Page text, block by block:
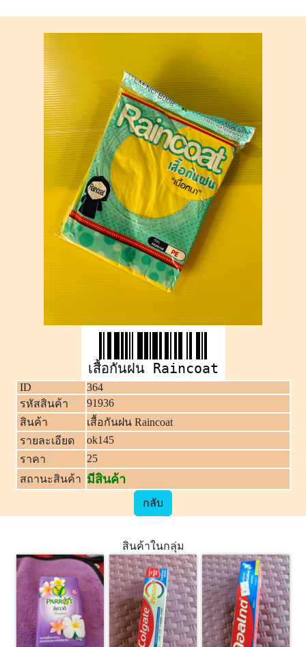
เสื้อกันฝน Raincoat
ID
364
รหัสสินค้า
91936
สินค้า
เสื้อกันฝน Raincoat
รายละเอียด
ok145
ราคา
25
สถานะสินค้า มีสินค้า
กลับ
สินค้าในกลุ่ม